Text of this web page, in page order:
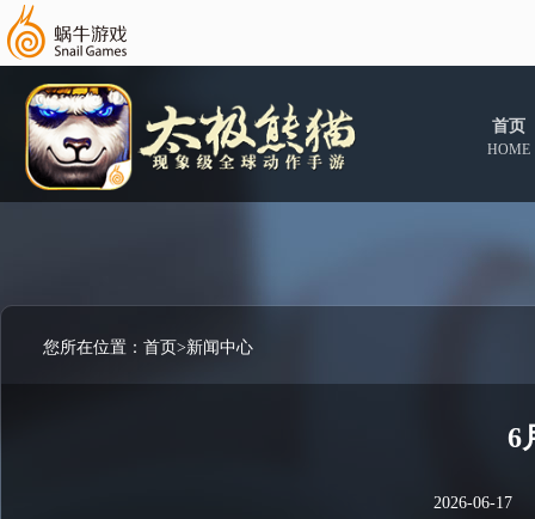
首页
HOME
您所在位置： 首页>新闻中心
6
2026-06-17